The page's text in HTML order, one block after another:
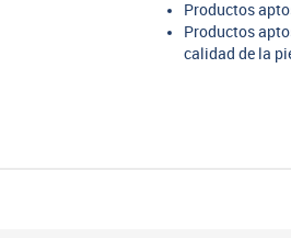
Productos
Productos
calidad de la